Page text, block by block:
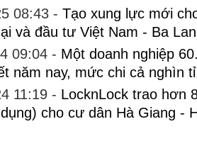
08:43- Tạo xung lực mới
và đầu tư Việt Nam - Ba Lan
09:04- Một doanh nghiệp
năm nay, mức chi cả nghìn tỉ
11:19- LocknLock trao hơn
cho cư dân Hà Giang -